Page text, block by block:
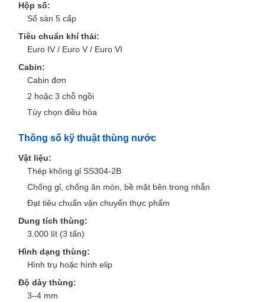
Hộp số:
Số sàn 5 cấp
Tiêu chuẩn khí thải:
Euro IV / Euro V / Euro VI
Cabin:
Cabin đơn
2 hoặc 3 chỗ ngồi
Tùy chọn điều hòa
Thông số kỹ thuật thùng nước
Vật liệu:
Thép không gỉ SS304-2B
Chống gỉ, chống ăn mòn, bề mặt bên trong nhẵn
Đạt tiêu chuẩn vận chuyển thực phẩm
Dung tích thùng:
3.000 lít (3 tấn)
Hình dạng thùng:
Hình trụ hoặc hình elip
Độ dày thùng:
3–4 mm